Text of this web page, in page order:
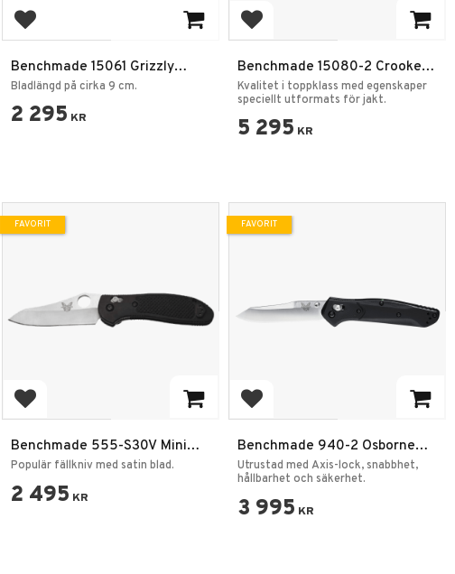
Lägg till i favoriter
Benchmade 15061 Grizzly
Ridge Fällkniv
Bladlängd på cirka 9 cm.
2 295 KR
Lägg till i favoriter
Benchmade 15080-2 Crooked
River Fällkniv
Kvalitet i toppklass med egenskaper
speciellt utformats för jakt.
5 295 KR
Lägg till i favoriter
Benchmade 555-S30V Mini
Griptilian Sheepsfoot
Populär fällkniv med satin blad.
2 495 KR
FAVORIT
Lägg till i favoriter
Benchmade 940-2 Osborne
Design Fällkniv
Utrustad med Axis-lock, snabbhet,
hållbarhet och säkerhet.
3 995 KR
FAVORIT